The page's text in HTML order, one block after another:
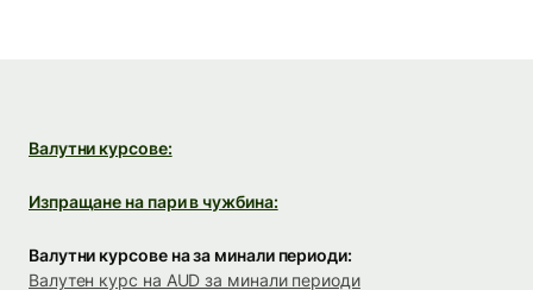
Валутни курсове:
Изпращане на пари в чужбина:
Валутни курсове на за минали периоди:
Валутен курс на AUD за минали периоди